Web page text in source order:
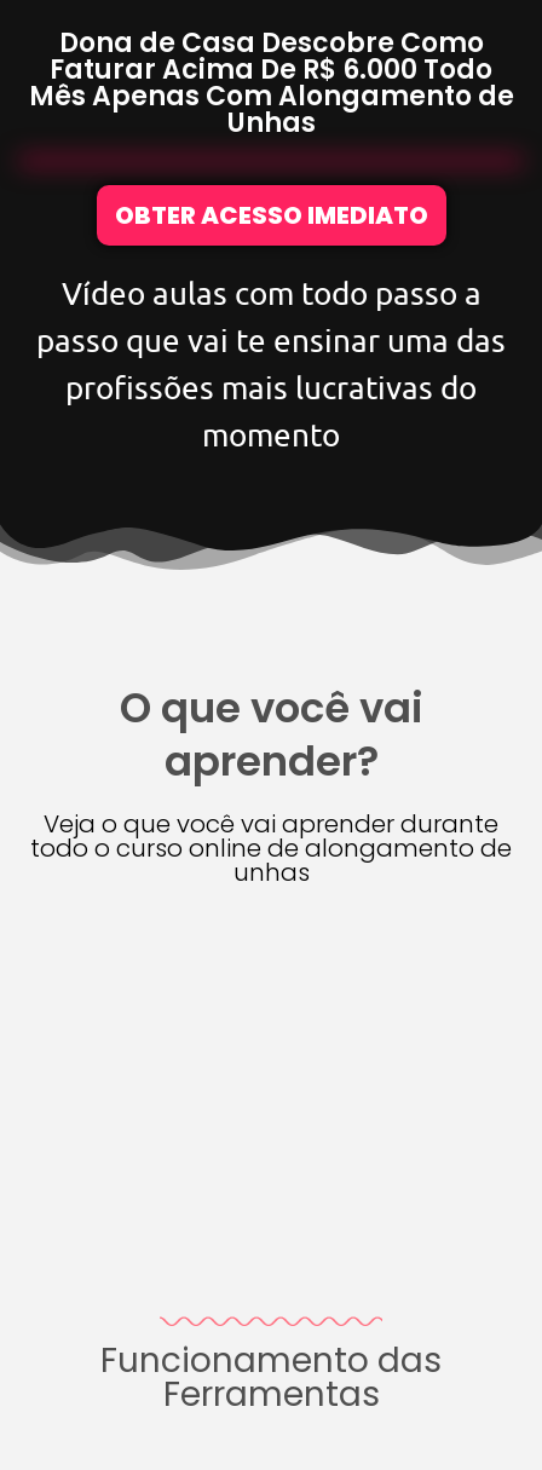
Dona de Casa Descobre Como
Faturar Acima De R$ 6.000 Todo
Mês Apenas ComAlongamento de
Unhas
OBTER ACESSO IMEDIATO
Vídeo aulas com todo passo a
passo que vai te ensinar uma das
profissões mais lucrativas do
momento
O que você vai
aprender?
Veja o que você vai aprender durante
todo o curso online de alongamento de
unhas
Funcionamento das
Ferramentas